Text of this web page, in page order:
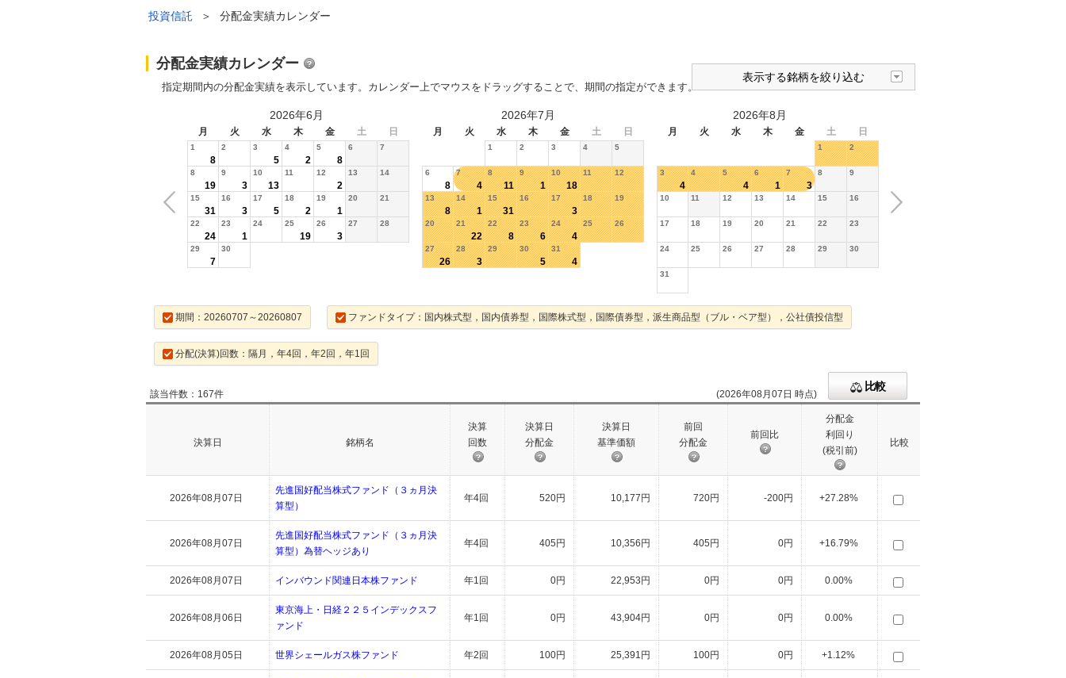
投資信託 ＞ 分配金実績カレンダー
分配金実績カレンダー
表示する銘柄を絞り込む
指定期間内の分配金実績を表示しています。カレンダー上でマウスをドラッグすることで、期間の指定ができます。
2026年6月 2026年7月 2026年8月
月 火 水 木 金 土 日 月 火 水 木 金 土 日 月 火 水 木 金 土 日
1
8
2 3
5
4
2
5
8
6 7
8
19
9
3
10
13
11 12
2
13 14
15
31
16
3
17
5
18
2
19
1
20 21
22
24
23
1
24 25
19
26
3
27 28
29
7
30
1 2 3 4 5
6
8
7
4
8
11
9
1
10
18
11 12
13
8
14
1
15
31
16 17
3
18 19
20 21
22
22
8
23
6
24
4
25 26
27
26
28
3
29 30
5
31
4
1 2
3
4
4 5
4
6
1
7
3
8 9
10 11 12 13 14 15 16
17 18 19 20 21 22 23
24 25 26 27 28 29 30
31
期間：20260707～20260807 ファンドタイプ：国内株式型，国内債券型，国際株式型，国際債券型，派生商品型（ブル・ベア型），公社債投信型
分配(決算)回数：隔月，年4回，年2回，年1回
該当件数：167件
比較
(2026年08月07日 時点)
決算日 銘柄名
決算
回数
決算日
分配金
決算日
基準価額
前回
分配金
前回比
分配金
利回り
(税引前)
比較
2026年08月07日
先進国好配当株式ファンド（３ヵ月決
算型）
年4回 520円 10,177円 720円 -200円 +27.28%
2026年08月07日
先進国好配当株式ファンド（３ヵ月決
算型）為替ヘッジあり
年4回 405円 10,356円 405円 0円 +16.79%
2026年08月07日 インバウンド関連日本株ファンド 年1回 0円 22,953円 0円 0円 0.00%
2026年08月06日
東京海上・日経２２５インデックスフ
ァンド
年1回 0円 43,904円 0円 0円 0.00%
2026年08月05日 世界シェールガス株ファンド 年2回 100円 25,391円 100円 0円 +1.12%